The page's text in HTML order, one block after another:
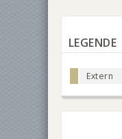
LEGENDE
Extern